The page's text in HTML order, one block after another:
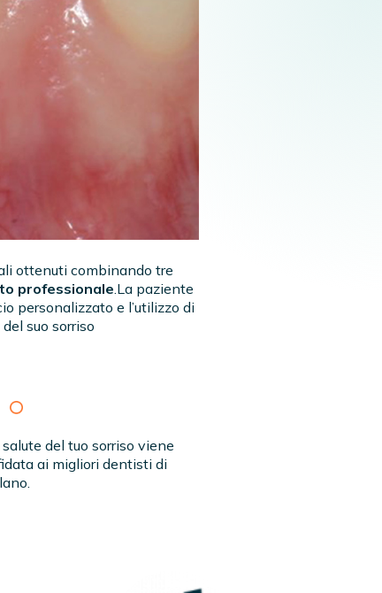
ottenuti combinando tre
professionale .La paziente
personalizzato e l’utilizzo di
suo sorriso
salute del tuo sorriso viene
ai migliori dentisti di